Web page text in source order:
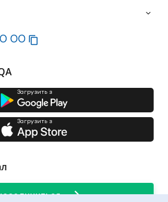
00
Загрузить з
Загрузить з